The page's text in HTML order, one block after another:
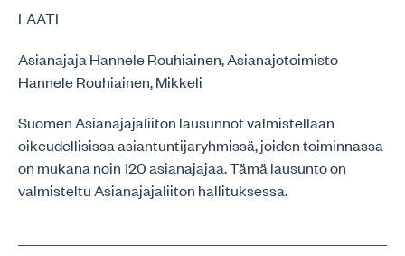
LAATI
Asianajaja Hannele Rouhiainen, Asianajotoimisto
Hannele Rouhiainen, Mikkeli
Suomen Asianajajaliiton lausunnot valmistellaan
oikeudellisissa asiantuntijaryhmissä, joiden toiminnassa
on mukana noin 120 asianajajaa. Tämä lausunto on
valmisteltu Asianajajaliiton hallituksessa.